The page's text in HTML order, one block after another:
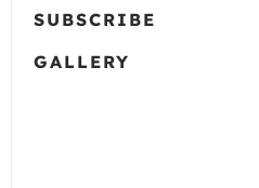
SUBSCRIBE
GALLERY